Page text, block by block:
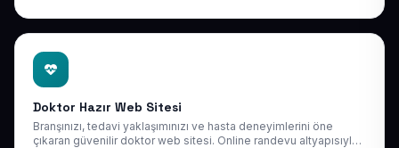
Doktor Hazır Web Sitesi
Branşınızı, tedavi yaklaşımınızı ve hasta deneyimlerini öne
çıkaran güvenilir doktor web sitesi. Online randevu altyapısıyla